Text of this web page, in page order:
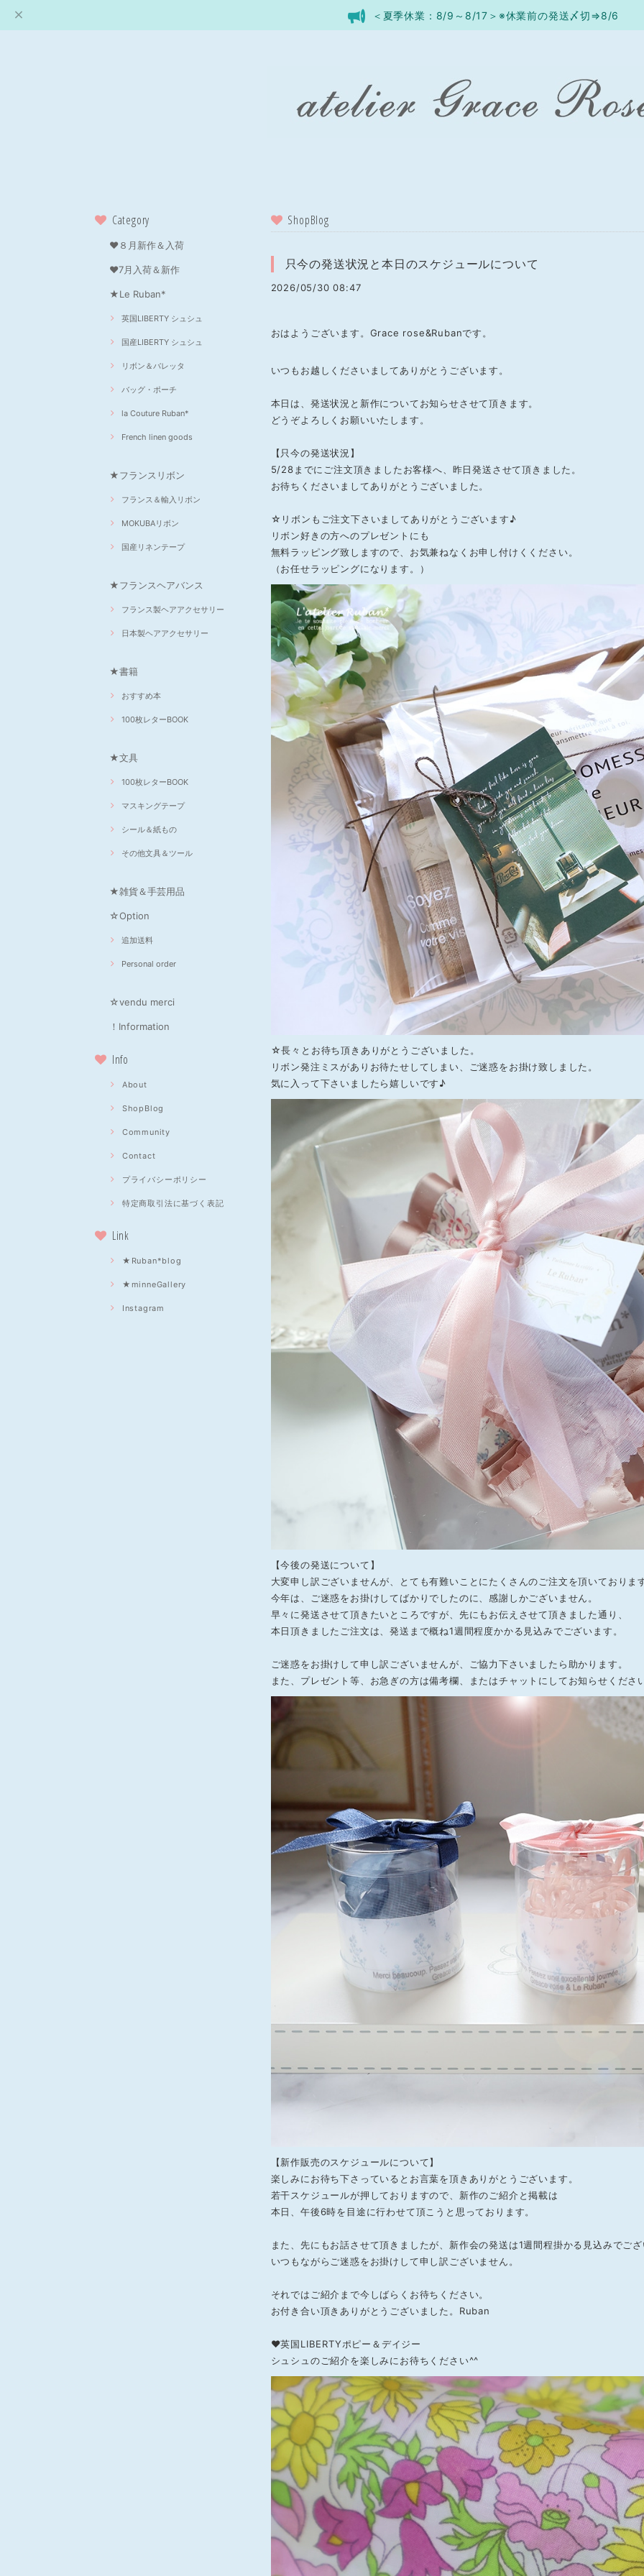
＜夏季休業：8/9～8/17＞※休業前の発送〆切⇒8/6
Category
❤８月新作＆入荷
❤7月入荷＆新作
★Le Ruban*
英国LIBERTY シュシュ
国産LIBERTY シュシュ
リボン＆バレッタ
バッグ・ポーチ
la Couture Ruban*
French linen goods
★フランスリボン
フランス＆輸入リボン
MOKUBAリボン
国産リネンテープ
★フランスヘアバンス
フランス製ヘアアクセサリー
日本製ヘアアクセサリー
★書籍
おすすめ本
100枚レターBOOK
★文具
100枚レターBOOK
マスキングテープ
シール＆紙もの
その他文具＆ツール
★雑貨＆手芸用品
☆Option
追加送料
Personal order
☆vendu merci
！Information
Info
About
ShopBlog
Community
Contact
プライバシーポリシー
特定商取引法に基づく表記
Link
★Ruban*blog
★minneGallery
Instagram
ShopBlog
只今の発送状況と本日のスケジュールについて
2026/05/30 08:47
おはようございます。Grace rose&Rubanです。
いつもお越しくださいましてありがとうございます。
本日は、発送状況と新作についてお知らせさせて頂きます。
どうぞよろしくお願いいたします。
【只今の発送状況】
5/28までにご注文頂きましたお客様へ、昨日発送させて頂きました。
お待ちくださいましてありがとうございました。
☆リボンもご注文下さいましてありがとうございます♪
リボン好きの方へのプレゼントにも
無料ラッピング致しますので、お気兼ねなくお申し付けくください。
（お任せラッピングになります。）
☆長々とお待ち頂きありがとうございました。
リボン発注ミスがありお待たせしてしまい、ご迷惑をお掛け致しました。
気に入って下さいましたら嬉しいです♪
【今後の発送について】
大変申し訳ございませんが、とても有難いことにたくさんのご注文を頂いておりま
今年は、ご迷惑をお掛けしてばかりでしたのに、感謝しかございません。
早々に発送させて頂きたいところですが、先にもお伝えさせて頂きました通り、
本日頂きましたご注文は、発送まで概ね1週間程度かかる見込みでございます。
ご迷惑をお掛けして申し訳ございませんが、ご協力下さいましたら助かります。
また、プレゼント等、お急ぎの方は備考欄、またはチャットにしてお知らせくださ
【新作販売のスケジュールについて】
楽しみにお待ち下さっているとお言葉を頂きありがとうございます。
若干スケジュールが押しておりますので、新作のご紹介と掲載は
本日、午後6時を目途に行わせて頂こうと思っております。
また、先にもお話させて頂きましたが、新作会の発送は1週間程掛かる見込みでご
いつもながらご迷惑をお掛けして申し訳ございません。
それではご紹介まで今しばらくお待ちください。
お付き合い頂きありがとうございました。Ruban
❤英国LIBERTYポピー＆デイジー
シュシュのご紹介を楽しみにお待ちください^^